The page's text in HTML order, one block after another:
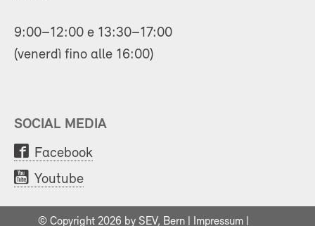
9:00–12:00 e 13:30–17:00
(venerdì fino alle 16:00)
SOCIAL MEDIA
Facebook
Youtube
© Copyright 2026 by SEV, Bern | Impressum